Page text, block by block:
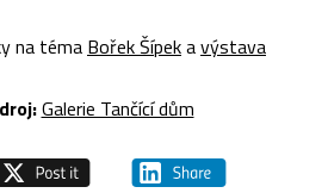
na téma Bořek Šípekavýstava
Galerie Tančící dům